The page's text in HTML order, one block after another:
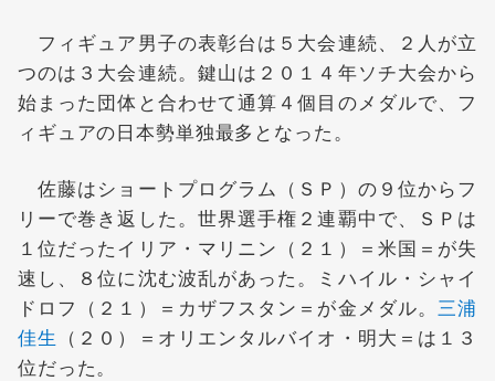
フィギュア男子の表彰台は５大会連続、２人が立
つのは３大会連続。鍵山は２０１４年ソチ大会から
始まった団体と合わせて通算４個目のメダルで、フ
ィギュアの日本勢単独最多となった。
佐藤はショートプログラム（ＳＰ）の９位からフ
リーで巻き返した。世界選手権２連覇中で、ＳＰは
１位だったイリア・マリニン（２１）＝米国＝が失
速し、８位に沈む波乱があった。ミハイル・シャイ
ドロフ（２１）＝カザフスタン＝が金メダル。 三浦
佳生 （２０）＝オリエンタルバイオ・明大＝は１３
位だった。